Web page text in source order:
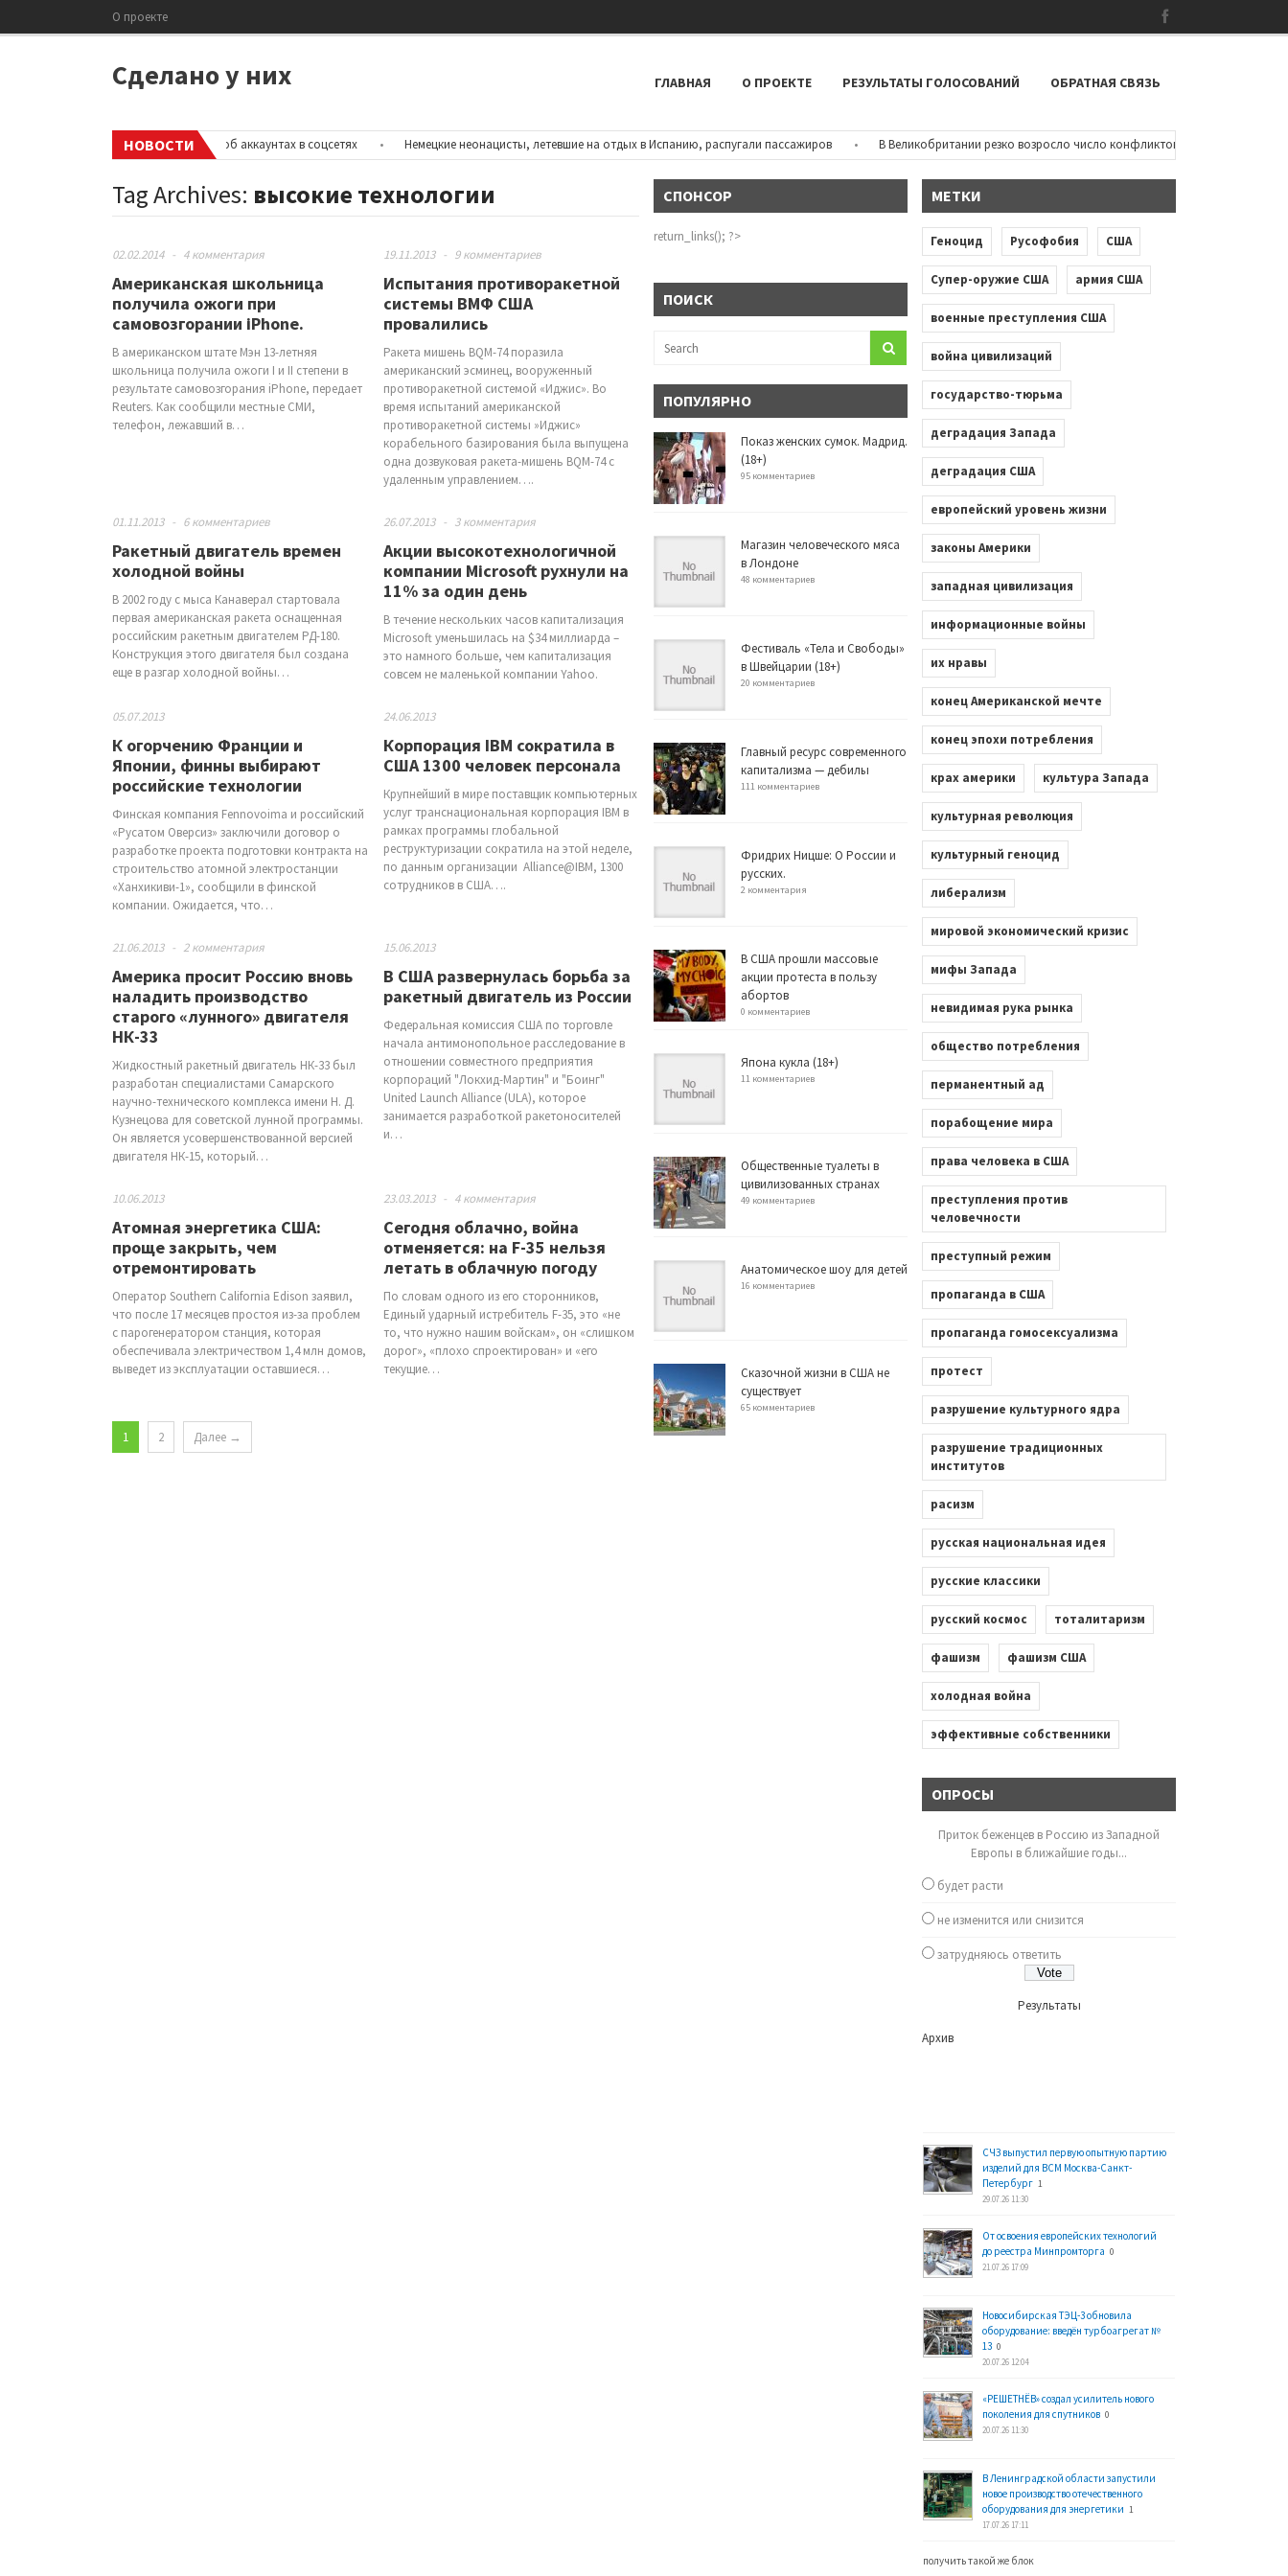
О проекте
Сделано у них ГЛАВНАЯ О ПРОЕКТЕ РЕЗУЛЬТАТЫ ГОЛОСОВАНИЙ ОБРАТНАЯ СВЯЗЬ
НОВОСТИ
в страну раскрыть информацию об аккаунтах в соцсетях • Немецкие неонацисты, летевшие на отдых в Испанию, распугали пассажиров • В Великобритании резко возросло число конфликтов на расовой почве:
Tag Archives: высокие технологии
02.02.2014 - 4 комментария
Американская школьница
получила ожоги при
самовозгорании iPhone.
В американском штате Мэн 13-летняя
школьница получила ожоги I и II степени в
результате самовозгорания iPhone, передает
Reuters. Как сообщили местные СМИ,
телефон, лежавший в…
19.11.2013 - 9 комментариев
Испытания противоракетной
системы ВМФ США
провалились
Ракета мишень BQM-74 поразила
американский эсминец, вооруженный
противоракетной системой «Иджис». Во
время испытаний американской
противоракетной системы »Иджис»
корабельного базирования была выпущена
одна дозвуковая ракета-мишень BQM-74 с
удаленным управлением….
01.11.2013 - 6 комментариев
Ракетный двигатель времен
холодной войны
В 2002 году с мыса Канаверал стартовала
первая американская ракета оснащенная
российским ракетным двигателем РД-180.
Конструкция этого двигателя был создана
еще в разгар холодной войны…
26.07.2013 - 3 комментария
Акции высокотехнологичной
компании Microsoft рухнули на
11% за один день
В течение нескольких часов капитализация
Microsoft уменьшилась на $34 миллиарда –
это намного больше, чем капитализация
совсем не маленькой компании Yahoo.
05.07.2013
К огорчению Франции и
Японии, финны выбирают
российские технологии
Финская компания Fennovoima и российский
«Русатом Оверсиз» заключили договор о
разработке проекта подготовки контракта на
строительство атомной электростанции
«Ханхикиви-1», сообщили в финской
компании. Ожидается, что…
24.06.2013
Корпорация IBM сократила в
США 1300 человек персонала
Крупнейший в мире поставщик компьютерных
услуг транснациональная корпорация IBM в
рамках программы глобальной
реструктуризации сократила на этой неделе,
по данным организации Alliance@IBM, 1300
сотрудников в США….
21.06.2013 - 2 комментария
Америка просит Россию вновь
наладить производство
старого «лунного» двигателя
НК-33
Жидкостный ракетный двигатель НК-33 был
разработан специалистами Самарского
научно-технического комплекса имени Н. Д.
Кузнецова для советской лунной программы.
Он является усовершенствованной версией
двигателя НК-15, который…
15.06.2013
В США развернулась борьба за
ракетный двигатель из России
Федеральная комиссия США по торговле
начала антимонопольное расследование в
отношении совместного предприятия
корпораций "Локхид-Мартин" и "Боинг"
United Launch Alliance (ULA), которое
занимается разработкой ракетоносителей
и…
10.06.2013
Атомная энергетика США:
проще закрыть, чем
отремонтировать
Оператор Southern California Edison заявил,
что после 17 месяцев простоя из-за проблем
с парогенератором станция, которая
обеспечивала электричеством 1,4 млн домов,
выведет из эксплуатации оставшиеся…
23.03.2013 - 4 комментария
Сегодня облачно, война
отменяется: на F-35 нельзя
летать в облачную погоду
По словам одного из его сторонников,
Единый ударный истребитель F-35, это «не
то, что нужно нашим войскам», он «слишком
дорог», «плохо спроектирован» и «его
текущие…
1 2 Далее →
СПОНСОР
return_links(); ?>
ПОИСК
ПОПУЛЯРНО
Показ женских сумок. Мадрид.
(18+)
95 комментариев
Магазин человеческого мяса
в Лондоне
48 комментариев
Фестиваль «Тела и Свободы»
в Швейцарии (18+)
20 комментариев
Главный ресурс современного
капитализма — дебилы
111 комментариев
Фридрих Ницше: О России и
русских.
2 комментария
В США прошли массовые
акции протеста в пользу
абортов
0 комментариев
Япона кукла (18+)
11 комментариев
Общественные туалеты в
цивилизованных странах
49 комментариев
Анатомическое шоу для детей
16 комментариев
Сказочной жизни в США не
существует
65 комментариев
МЕТКИ
Геноцид Русофобия США
Супер-оружие США армия США
военные преступления США
война цивилизаций
государство-тюрьма
деградация Запада
деградация США
европейский уровень жизни
законы Америки
западная цивилизация
информационные войны
их нравы
конец Американской мечте
конец эпохи потребления
крах америки культура Запада
культурная революция
культурный геноцид
либерализм
мировой экономический кризис
мифы Запада
невидимая рука рынка
общество потребления
перманентный ад
порабощение мира
права человека в США
преступления против
человечности
преступный режим
пропаганда в США
пропаганда гомосексуализма
протест
разрушение культурного ядра
разрушение традиционных
институтов
расизм
русская национальная идея
русские классики
русский космос тоталитаризм
фашизм фашизм США
холодная война
эффективные собственники
ОПРОСЫ
Приток беженцев в Россию из Западной
Европы в ближайшие годы...
будет расти
не изменится или снизится
затрудняюсь ответить
Результаты
Архив
СЧЗ выпустил первую опытную партию
изделий для ВСМ Москва-Санкт-
Петербург 1
29.07.26 11:30
От освоения европейских технологий
до реестра Минпромторга 0
21.07.26 17:09
Новосибирская ТЭЦ-3 обновила
оборудование: введён турбоагрегат №
13 0
20.07.26 12:04
«РЕШЕТНЁВ» создал усилитель нового
поколения для спутников 0
20.07.26 11:30
В Ленинградской области запустили
новое производство отечественного
оборудования для энергетики 1
17.07.26 17:11
получить такой же блок